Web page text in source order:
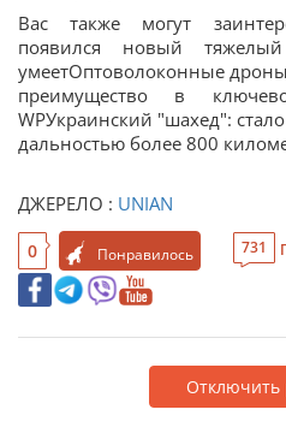
Вас также могут
появился новый
умеетОптоволоконные
преимущество в
WPУкраинский "шахед":
дальностью более 800
ДЖЕРЕЛО : UNIAN
0 Понравилось 731
Отключить